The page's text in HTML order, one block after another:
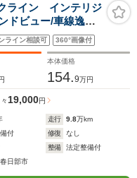
ライン インテリジ
ドビュー/車線逸脱
後ソナー/両側パワ
ナビゲーションシ
ライン相談可 360°画像付
本体価格
154.9万円
19,000円
走行 9.8万km
付 修復
なし
整備
法定整備付
日部市